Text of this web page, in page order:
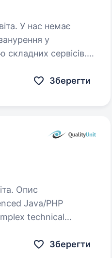
у
складних сервісів.
Зберегти
Java/PHP
technical
Зберегти